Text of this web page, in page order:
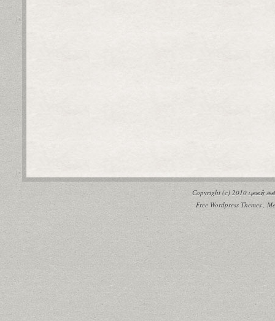
Copyright (c) 2010 புலவர்
Free Wordpress Themes